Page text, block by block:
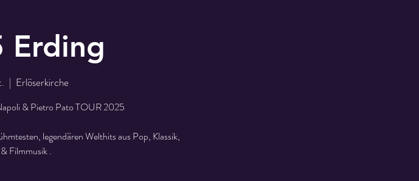
Erding
  |
Erlöserkirche
& Pietro Pato TOUR 2025
legendären Welthits aus Pop, Klassik,
Filmmusik .